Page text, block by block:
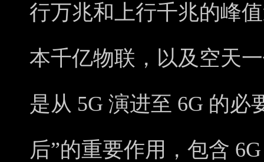
行万兆和上行千兆的峰
本千亿物联，以及空天
是从 5G 演进至 6G 的必
后”的重要作用，包含